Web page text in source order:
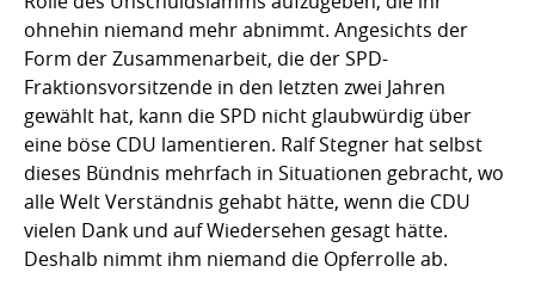
ohnehin niemand mehr abnimmt. Angesichts der
Form der Zusammenarbeit, die der SPD-
Fraktionsvorsitzende in den letzten zwei Jahren
gewählt hat, kann die SPD nicht glaubwürdig über
eine böse CDU lamentieren. Ralf Stegner hat selbst
dieses Bündnis mehrfach in Situationen gebracht, wo
alle Welt Verständnis gehabt hätte, wenn die CDU
vielen Dank und auf Wiedersehen gesagt hätte.
Deshalb nimmt ihm niemand die Opferrolle ab.